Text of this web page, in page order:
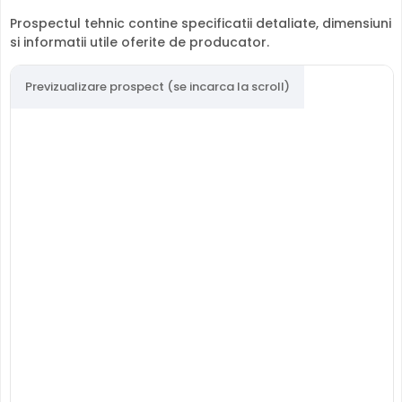
Prospectul tehnic contine specificatii detaliate, dimensiuni
si informatii utile oferite de producator.
Previzualizare prospect (se incarca la scroll)